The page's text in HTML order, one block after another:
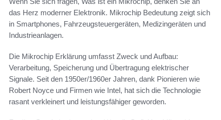
das Herz moderner Elektronik. Mikrochip Bedeutung zeigt sich
in Smartphones, Fahrzeugsteuergeräten, Medizingeräten und
Industrieanlagen.
Die Mikrochip Erklärung umfasst Zweck und Aufbau:
Verarbeitung, Speicherung und Übertragung elektrischer
Signale. Seit den 1950er/1960er Jahren, dank Pionieren wie
Robert Noyce und Firmen wie Intel, hat sich die Technologie
rasant verkleinert und leistungsfähiger geworden.